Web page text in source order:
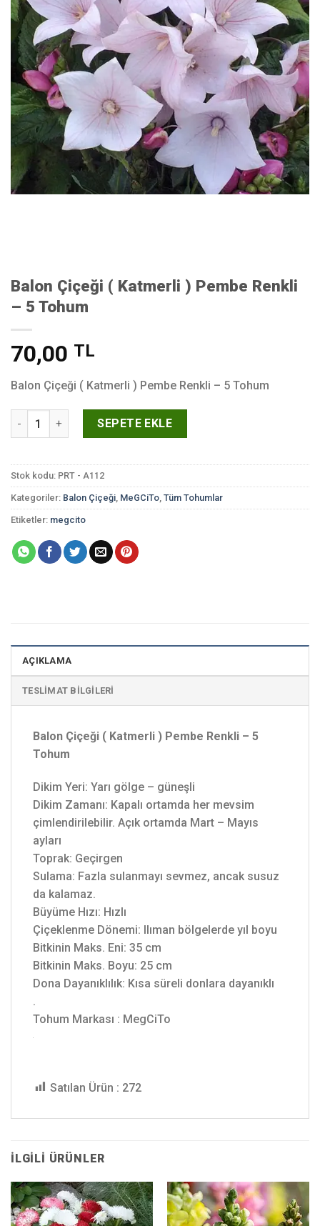
Balon Çiçeği ( Katmerli ) Pembe Renkli
– 5 Tohum
70,00 TL
Balon Çiçeği ( Katmerli ) Pembe Renkli – 5 Tohum
Balon Çiçeği ( Katmerli ) Pembe Renkli - 5 Tohum adet
SEPETE EKLE
Stok kodu: PRT - A112
Kategoriler: Balon Çiçeği MeGCiTo Tüm Tohumlar
Etiketler: megcito
AÇIKLAMA
TESLIMAT BILGILERI
Balon Çiçeği ( Katmerli ) Pembe Renkli – 5
Tohum
Dikim Yeri: Yarı gölge – güneşli
Dikim Zamanı: Kapalı ortamda her mevsim
çimlendirilebilir. Açık ortamda Mart – Mayıs
ayları
Toprak: Geçirgen
Sulama: Fazla sulanmayı sevmez, ancak susuz
da kalamaz.
Büyüme Hızı: Hızlı
Çiçeklenme Dönemi: Ilıman bölgelerde yıl boyu
Bitkinin Maks. Eni: 35 cm
Bitkinin Maks. Boyu: 25 cm
Dona Dayanıklılık: Kısa süreli donlara dayanıklı
.
Tohum Markası : MegCiTo
Satılan Ürün : 272
İLGILI ÜRÜNLER